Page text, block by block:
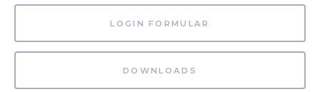
LOGIN FORMULAR
DOWNLOADS